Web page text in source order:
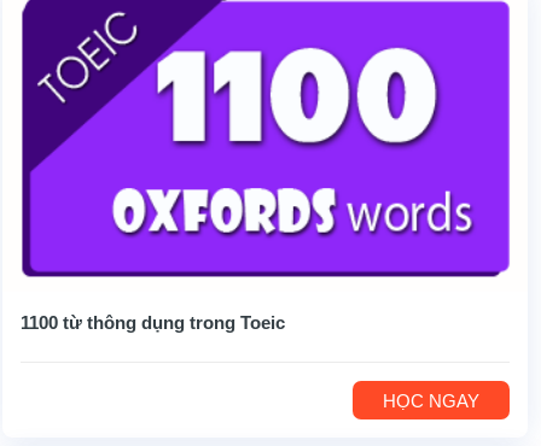
1100 từ thông dụng trong Toeic
HỌC NGAY